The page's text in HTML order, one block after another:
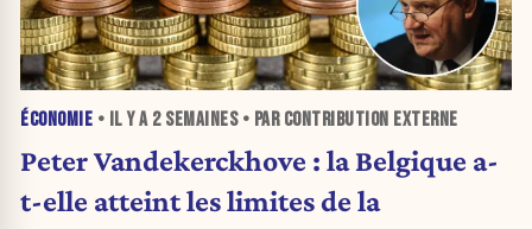
ÉCONOMIE • IL Y A 2 SEMAINES• PAR CONTRIBUTION EXTERNE
Peter Vandekerckhove : la Belgique a-
t-elle atteint les limites de la